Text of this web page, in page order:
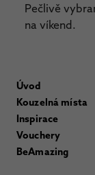
Pečlivě
na víkend.
Úvod
Kouzelná místa
Inspirace
Vouchery
BeAmazing